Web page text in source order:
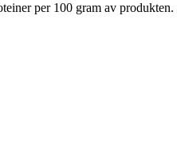
per 100 gram av produkten.